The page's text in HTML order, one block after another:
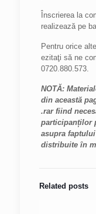
Înscrierea la
realizează pe
Pentru orice
ezitaţi să ne
0720.880.573.
NOTĂ:
din această
.rar fiind
participanților
asupra
distribuite în
Related posts